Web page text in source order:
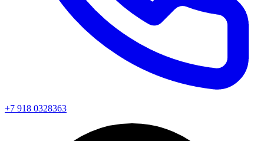
+7 918 0328363